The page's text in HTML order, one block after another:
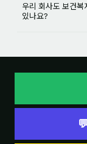
우리 회사도 보건
있나요?
💬